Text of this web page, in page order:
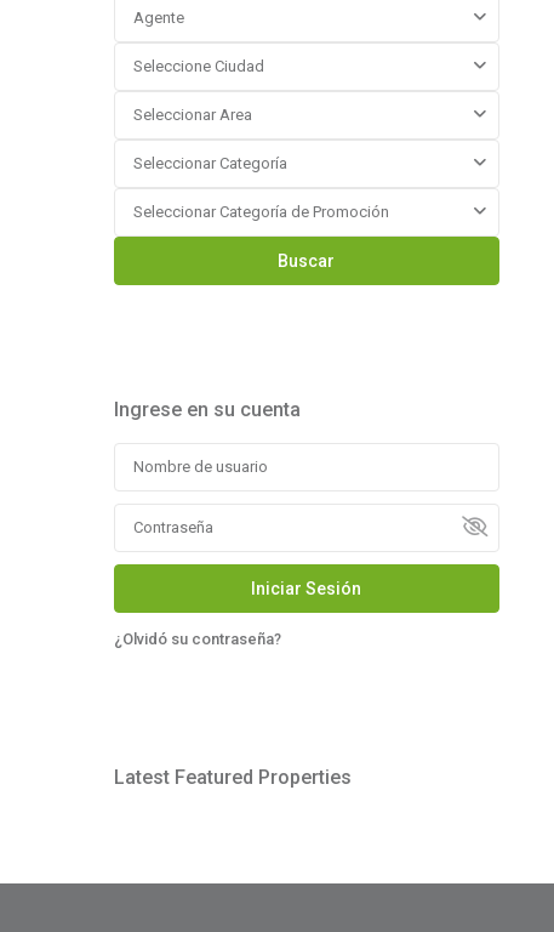
Agente
Seleccione Ciudad
Seleccionar Area
Seleccionar Categoría
Seleccionar Categoría de Promoción
Buscar
Ingrese en su cuenta
Iniciar Sesión
¿Olvidó su contraseña?
Latest Featured Properties